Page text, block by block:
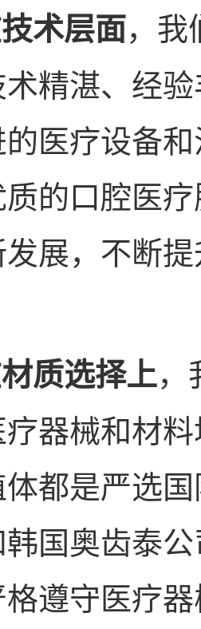
术层面，我
精湛、经
医疗设备
的口腔医
展，不断
质选择上，
器械和材
都是严选
国奥齿泰
遵守医疗